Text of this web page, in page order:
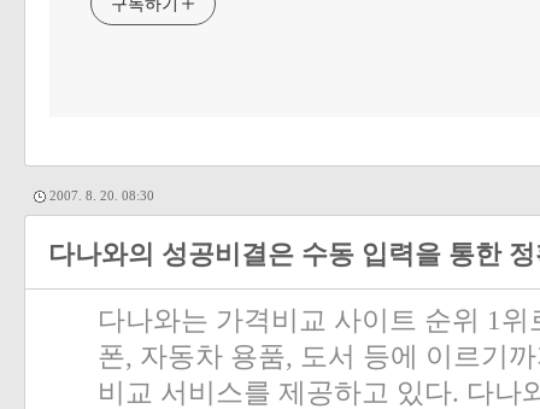
2007. 8. 20. 08:30
다나와의 성공비결은 수동 입력을 통한
다나와는 가격비교 사이트 순위 1 위
폰, 자동차 용품, 도서 등에 이르기
비교 서비스를 제공하고 있다. 다나